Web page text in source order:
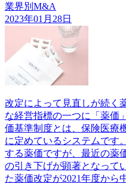
業界別M&A
2023年01月28日
改定によって見直しが続く
な経営指標の一つに「薬価
価基準制度とは、保険医療
に定めているシステムです
する薬価ですが、最近の薬
の引き下げが顕著となって
た薬価改定が2021年度から